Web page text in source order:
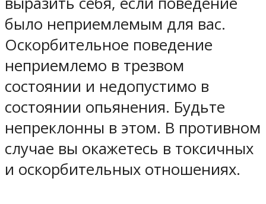
было неприемлемым для вас.
Оскорбительное поведение
неприемлемо в трезвом
состоянии и недопустимо в
состоянии опьянения. Будьте
непреклонны в этом. В противном
случае вы окажетесь в токсичных
и оскорбительных отношениях.